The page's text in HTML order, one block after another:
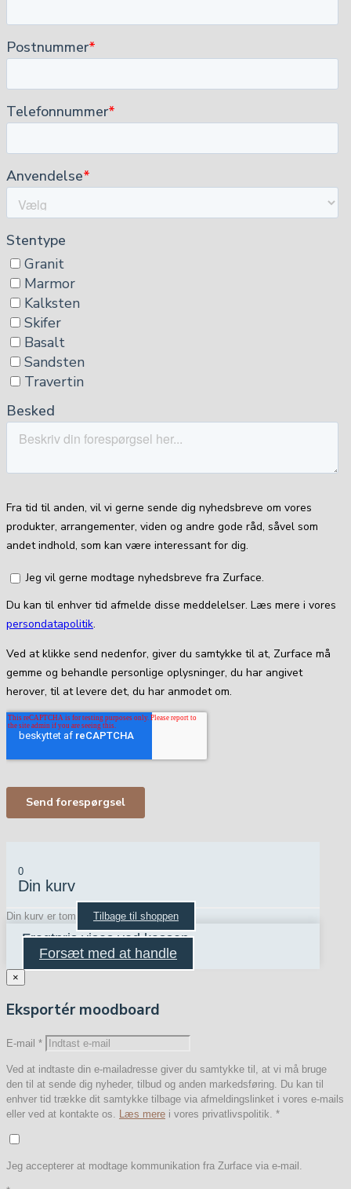
0
Din kurv
Din kurv er tom Tilbage til shoppen
Fragtpris vises ved kassen
Forsæt med at handle
×
Eksportér moodboard
E-mail *
Ved at indtaste din e-mailadresse giver du samtykke til, at vi må bruge
den til at sende dig nyheder, tilbud og anden markedsføring. Du kan til
enhver tid trække dit samtykke tilbage via afmeldingslinket i vores e-mails
eller ved at kontakte os. Læs mere i vores privatlivspolitik. *
Jeg accepterer at modtage kommunikation fra Zurface via e-mail.